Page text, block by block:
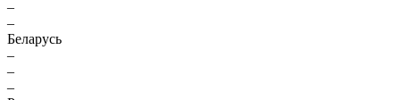
–
–
Беларусь
–
–
–